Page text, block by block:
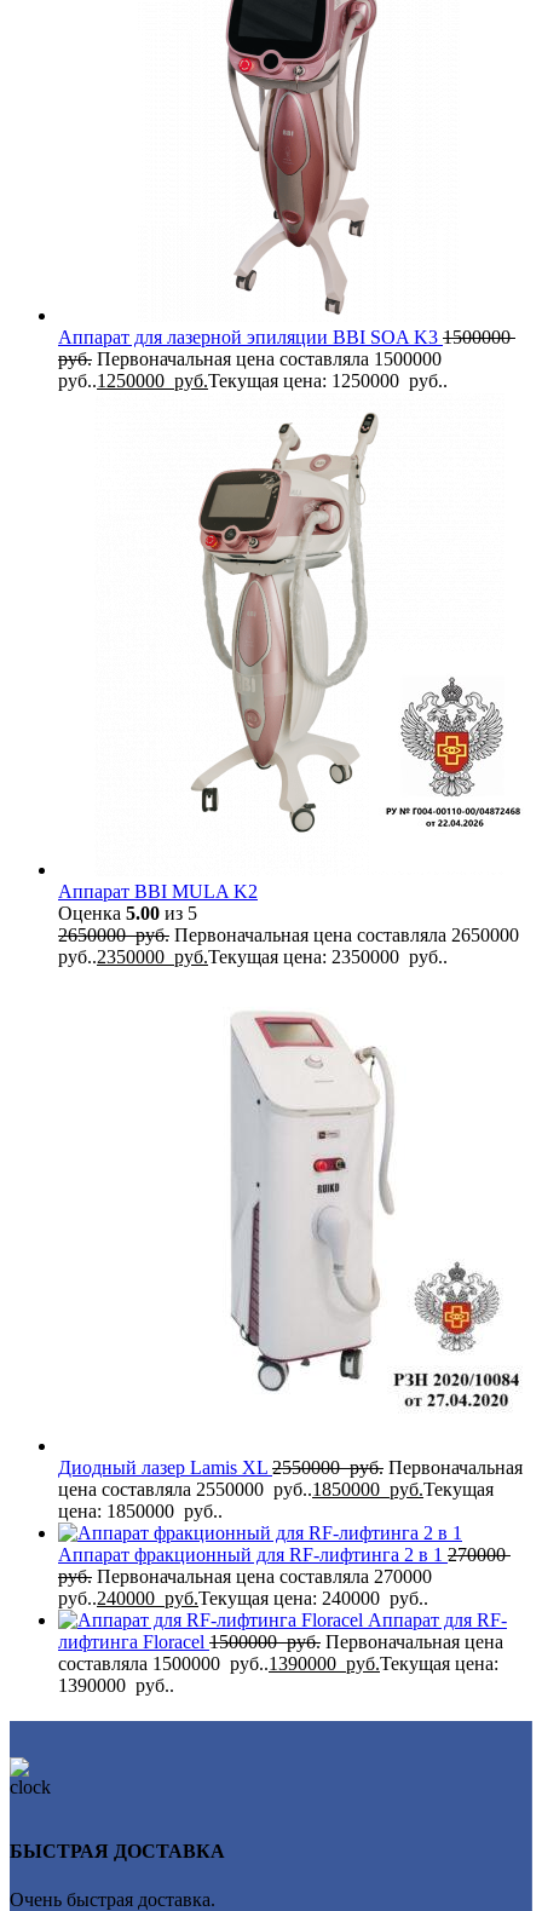
Аппарат для лазерной эпиляции BBI SOA K3 1500000
руб. Первоначальная цена составляла 1500000
руб..1250000 руб.Текущая цена: 1250000 руб..
Аппарат BBI MULA K2
Оценка 5.00 из 5
2650000руб. Первоначальная цена составляла 2650000
руб..2350000 руб.Текущая цена: 2350000 руб..
Диодный лазер Lamis XL 2550000руб. Первоначальная
цена составляла 2550000 руб..1850000 руб.Текущая
цена: 1850000 руб..
Аппарат фракционный для RF-лифтинга 2 в 1 270000
руб. Первоначальная цена составляла 270000
руб..240000 руб.Текущая цена: 240000 руб..
Аппарат для RF-
лифтинга Flоrасеl 1500000руб. Первоначальная цена
составляла 1500000 руб..1390000 руб.Текущая цена:
1390000 руб..
БЫСТРАЯ ДОСТАВКА
Очень быстрая доставка.